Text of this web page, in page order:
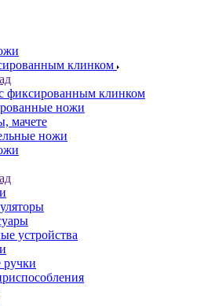
клинком
фиксированным клинком
ножи
мачете
ножи
устройства
ручки